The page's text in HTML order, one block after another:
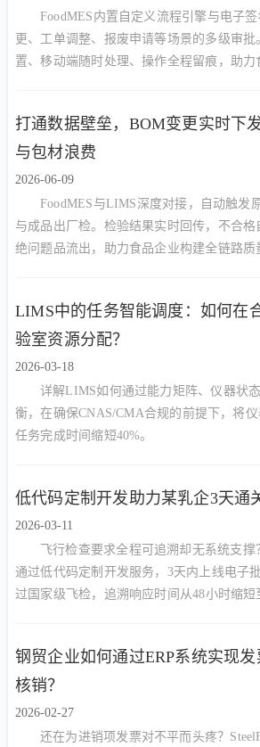
FoodMES内置自定义流程引擎与电子
更、工单调整、报废申请等场景的多级审
置、移动端随时处理、操作全程留痕，助力
打通数据壁垒，BOM变更实时下
与包材浪费
2026-06-09
FoodMES与LIMS深度对接，自动触发
与成品出厂检。检验结果实时回传，不合
绝问题品流出，助力食品企业构建全链路质
LIMS中的任务智能调度：如何在
验室资源分配？
2026-03-18
详解LIMS如何通过能力矩阵、仪器状
衡，在确保CNAS/CMA合规的前提下，将仪
任务完成时间缩短40%。
低代码定制开发助力某乳企3天通
2026-03-11
飞行检查要求全程可追溯却无系统支
通过低代码定制开发服务，3天内上线电子
过国家级飞检，追溯响应时间从48小时缩短
钢贸企业如何通过ERP系统实现
核销？
2026-02-27
还在为进销项发票对不平而头疼？